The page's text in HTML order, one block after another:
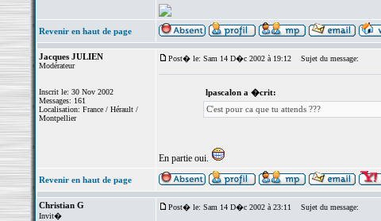
Revenir en haut de page
Jacques JULIEN
Modérateur
Inscrit le: 30 Nov 2002
Messages: 161
Localisation: France / Hérault /
Montpellier
Post� le: Sam 14 D�c 2002 à 19:12 Sujet du message:
lpascalon a �crit:
C'est pour ca que tu attends ???
En partie oui.
Revenir en haut de page
Christian G
Invit�
Post� le: Sam 14 D�c 2002 à 23:11 Sujet du message: